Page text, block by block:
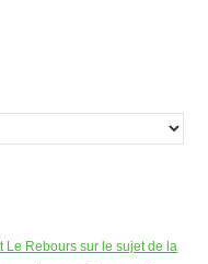
Le Rebours sur le sujet de la